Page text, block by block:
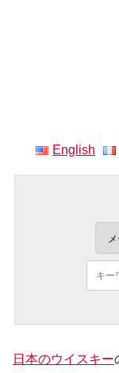
English
日本のウイスキー